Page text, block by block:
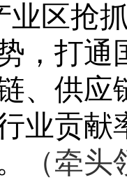
业区抢
，打通
、供应
业贡献
（牵